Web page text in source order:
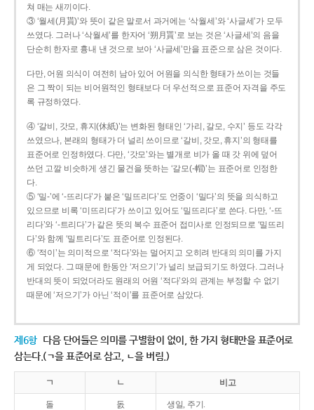
쳐 매는 새끼이다.
③ ‘월세(月貰)’와 뜻이 같은 말로서 과거에는 ‘삭월세’와 ‘사글세’가 모두
쓰였다. 그러나 ‘삭월세’를 한자어 ‘朔月貰’로 보는 것은 ‘사글세’의 음을
단순히 한자로 흉내 낸 것으로 보아 ‘사글세’만을 표준으로 삼은 것이다.
다만, 어원 의식이 여전히 남아 있어 어원을 의식한 형태가 쓰이는 것들
은 그 짝이 되는 비어원적인 형태보다 더 우선적으로 표준어 자격을 주도
록 규정하였다.
④ ‘갈비, 갓모, 휴지(休紙)’는 변화된 형태인 ‘가리, 갈모, 수지’ 등도 각각
쓰였으나, 본래의 형태가 더 널리 쓰이므로 ‘갈비, 갓모, 휴지’의 형태를
표준어로 인정하였다. 다만, ‘갓모’와는 별개로 비가 올 때 갓 위에 덮어
쓰던 고깔 비슷하게 생긴 물건을 뜻하는 ‘갈모(-帽)’는 표준어로 인정한
다.
⑤ ‘밀-’에 ‘-뜨리다’가 붙은 ‘밀뜨리다’도 언중이 ‘밀다’의 뜻을 의식하고
있으므로 비록 ‘미뜨리다’가 쓰이고 있어도 ‘밀뜨리다’로 쓴다. 다만, ‘-뜨
리다’와 ‘-트리다’가 같은 뜻의 복수 표준어 접미사로 인정되므로 ‘밀뜨리
다’와 함께 ‘밀트리다’도 표준어로 인정된다.
⑥ ‘적이’는 의미적으로 ‘적다’와는 멀어지고 오히려 반대의 의미를 가지
게 되었다. 그 때문에 한동안 ‘저으기’가 널리 보급되기도 하였다. 그러나
반대의 뜻이 되었더라도 원래의 어원 ‘적다’와의 관계는 부정할 수 없기
때문에 ‘저으기’가 아닌 ‘적이’를 표준어로 삼았다.
제6항 다음 단어들은 의미를 구별함이 없이, 한 가지 형태만을 표준어로
삼는다.(ㄱ을 표준어로 삼고, ㄴ을 버림.)
ㄱ ㄴ 비고
돌 돐 생일, 주기.